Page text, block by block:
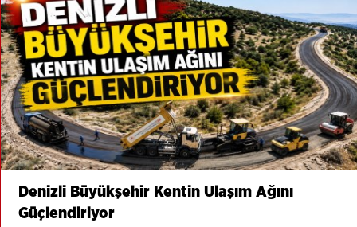
Denizli Büyükşehir Kentin Ulaşım Ağını
Güçlendiriyor